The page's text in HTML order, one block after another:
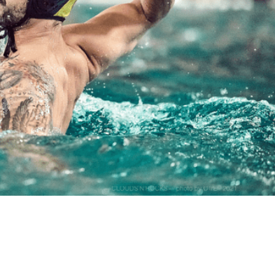
Abteilungen
Schwimmen
Freiwasserschwimmen
Wasserspringen
Wasserball
Synchronschwimmen
Masterssport